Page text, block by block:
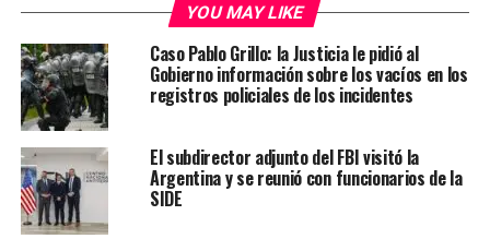
YOU MAY LIKE
Caso Pablo Grillo: la Justicia le pidió al
Gobierno información sobre los vacíos en los
registros policiales de los incidentes
El subdirector adjunto del FBI visitó la
Argentina y se reunió con funcionarios de la
SIDE